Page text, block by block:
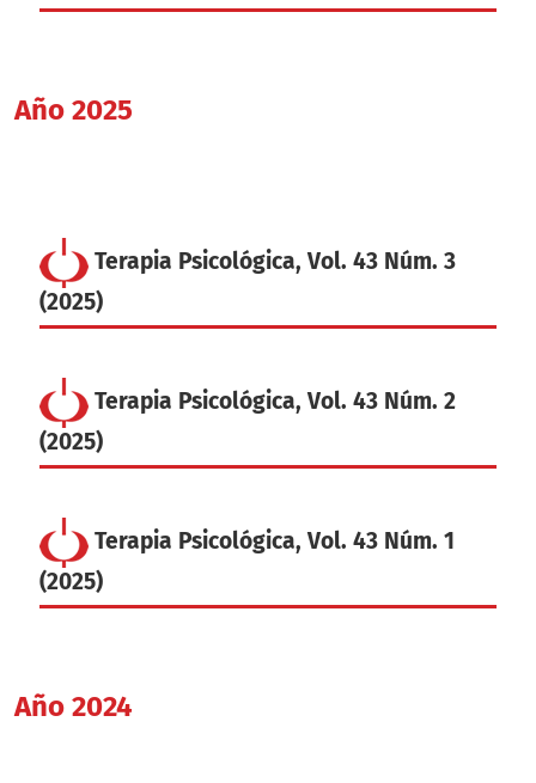
Año 2025
Terapia Psicológica, Vol. 43 Núm. 3
(2025)
Terapia Psicológica, Vol. 43 Núm. 2
(2025)
Terapia Psicológica, Vol. 43 Núm. 1
(2025)
Año 2024